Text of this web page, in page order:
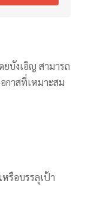
ยบังเอิญ สามารถ
กาสที่เหมาะสม
รือบรรลุเป้า